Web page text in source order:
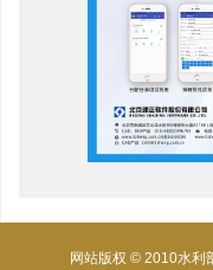
网站版权 © 2010水利